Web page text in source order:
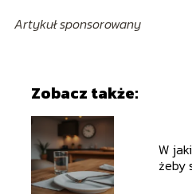
Artykuł sponsorowany
Zobacz także:
W
żeby